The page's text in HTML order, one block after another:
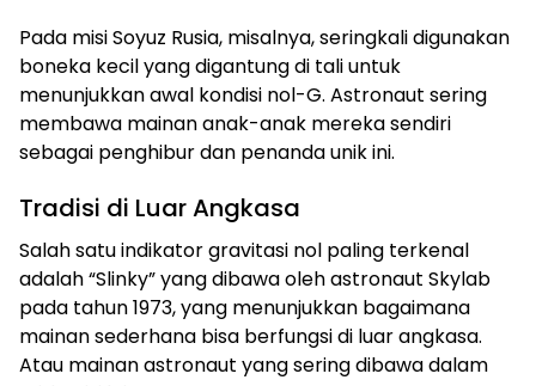
Pada misi Soyuz Rusia, misalnya, seringkali digunakan
boneka kecil yang digantung di tali untuk
menunjukkan awal kondisi nol-G. Astronaut sering
membawa mainan anak-anak mereka sendiri
sebagai penghibur dan penanda unik ini.
Tradisi di Luar Angkasa
Salah satu indikator gravitasi nol paling terkenal
adalah “Slinky” yang dibawa oleh astronaut Skylab
pada tahun 1973, yang menunjukkan bagaimana
mainan sederhana bisa berfungsi di luar angkasa.
Atau mainan astronaut yang sering dibawa dalam